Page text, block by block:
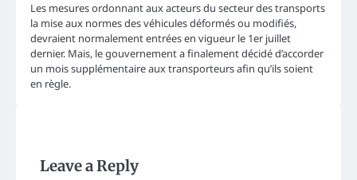
Les mesures ordonnant aux acteurs du secteur des transports
la mise aux normes des véhicules déformés ou modifiés,
devraient normalement entrées en vigueur le 1er juillet
dernier. Mais, le gouvernement a finalement décidé d’accorder
un mois supplémentaire aux transporteurs afin qu’ils soient
en règle.
Leave a Reply